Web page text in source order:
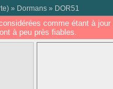
) » Dormans » DOR51
comme étant à
à peu près fiables.